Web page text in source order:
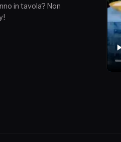
in tavola? Non